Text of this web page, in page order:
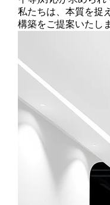
私たちは、本質を捉
構築をご提案いたし